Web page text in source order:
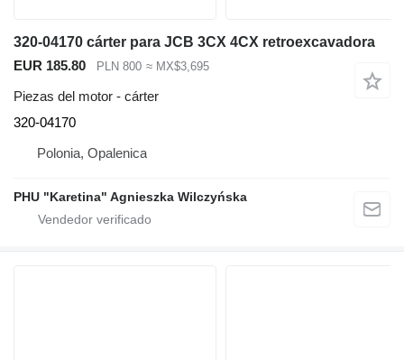
320-04170 cárter para JCB 3CX 4CX retroexcavadora
EUR 185.80
PLN 800 ≈ MX$3,695
Piezas del motor - cárter
320-04170
Polonia, Opalenica
PHU "Karetina" Agnieszka Wilczyńska